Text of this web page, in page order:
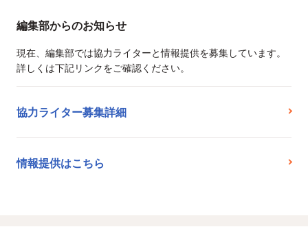
編集部からのお知らせ
現在、編集部では協力ライターと情報提供を募集しています。
詳しくは下記リンクをご確認ください。
協力ライター募集詳細
情報提供はこちら